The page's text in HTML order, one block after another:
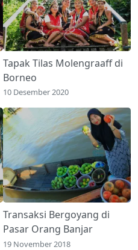
Tapak Tilas Molengraaff di
Borneo
10 Desember 2020
Transaksi Bergoyang di
Pasar Orang Banjar
19 November 2018